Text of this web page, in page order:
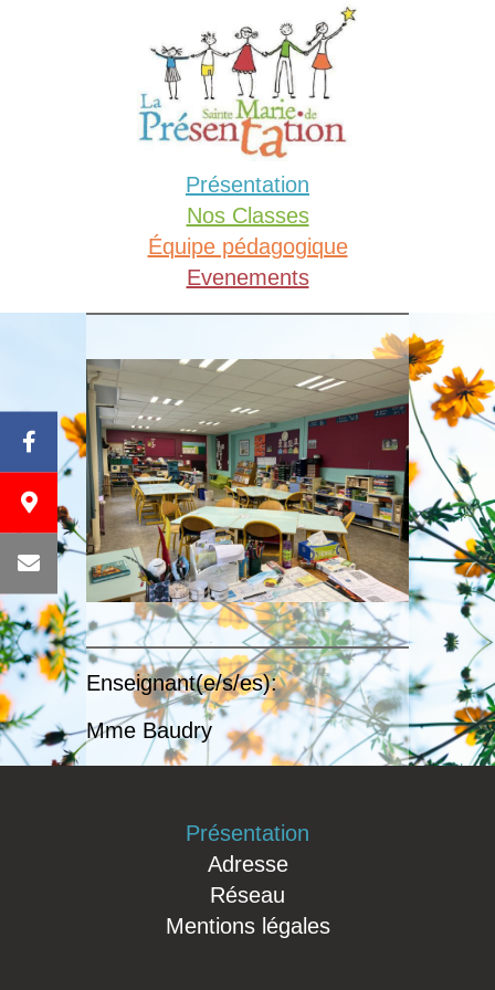
Présentation
Nos Classes
Équipe pédagogique
Evenements
Enseignant(e/s/es):
Mme Baudry
Présentation
Adresse
Réseau
Mentions légales